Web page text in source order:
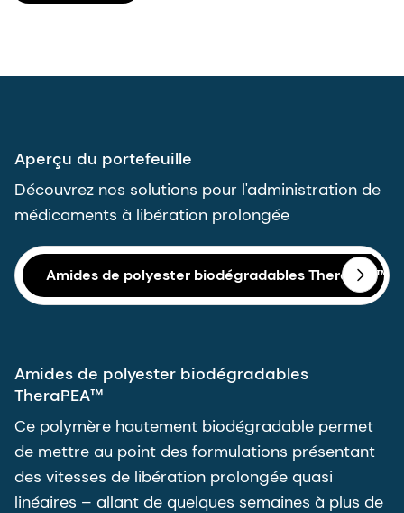
Aperçu du portefeuille
Découvrez nos solutions pour l'administration de
médicaments à libération prolongée
Amides de polyester biodégradables TheraPEA™
Amides de polyester biodégradables
TheraPEA™
Ce polymère hautement biodégradable permet
de mettre au point des formulations présentant
des vitesses de libération prolongée quasi
linéaires – allant de quelques semaines à plus de